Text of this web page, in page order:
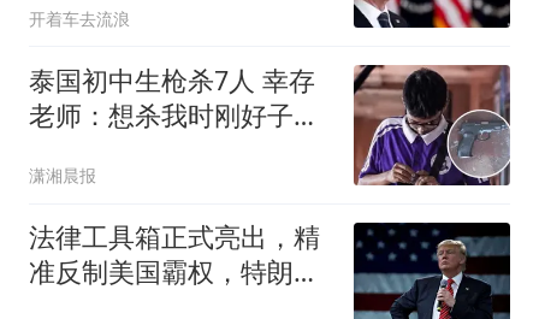
开着车去流浪
泰国初中生枪杀7人 幸存
老师：想杀我时刚好子弹
潇湘晨报
法律工具箱正式亮出，精
准反制美国霸权，特朗普